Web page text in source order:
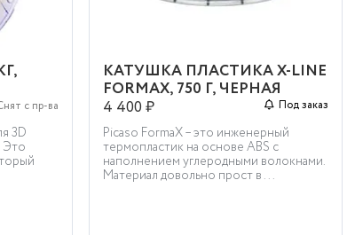
с пр-ва
3D
Это
КАТУШКА ПЛАСТИКА X-LINE
FORMAX, 750 Г, ЧЕРНАЯ
4 400 ₽
Под заказ
Picaso FormaX – это инженерный
термопластик на основе ABS с
наполнением углеродными волокнами.
Материал довольно прост в ...